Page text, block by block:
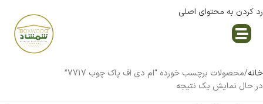
رد کردن به محتوای اصلی
خانه محصولات برچسب خورده “ام دی اف پاک چوب 7717”
در حال نمایش یک نتیجه